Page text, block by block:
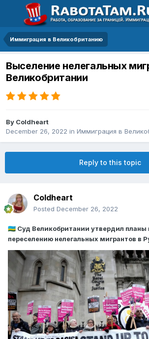
Иммиграция в Великобританию
Выселение нелегальных
Великобритании
By Coldheart
December 26, 2022 in Иммиграция в
Reply to this topic
Coldheart
Posted December 26, 2022
🇷🇼 Суд Великобритании утвердил планы
переселению нелегальных мигрантов в